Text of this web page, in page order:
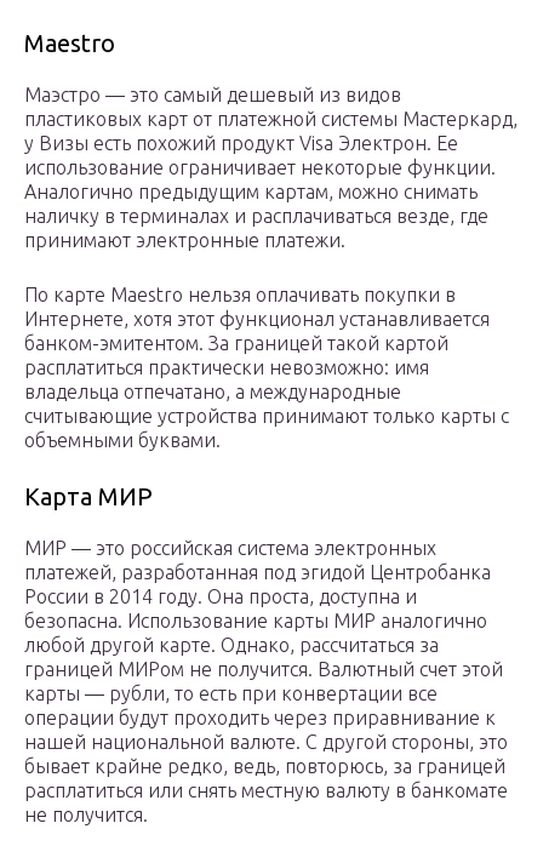
Maestro
Маэстро — это самый дешевый из видов
пластиковых карт от платежной системы Мастеркард,
у Визы есть похожий продукт Visa Электрон. Ее
использование ограничивает некоторые функции.
Аналогично предыдущим картам, можно снимать
наличку в терминалах и расплачиваться везде, где
принимают электронные платежи.
По карте Maestro нельзя оплачивать покупки в
Интернете, хотя этот функционал устанавливается
банком-эмитентом. За границей такой картой
расплатиться практически невозможно: имя
владельца отпечатано, а международные
считывающие устройства принимают только карты с
объемными буквами.
Карта МИР
МИР — это российская система электронных
платежей, разработанная под эгидой Центробанка
России в 2014 году. Она проста, доступна и
безопасна. Использование карты МИР аналогично
любой другой карте. Однако, рассчитаться за
границей МИРом не получится. Валютный счет этой
карты — рубли, то есть при конвертации все
операции будут проходить через приравнивание к
нашей национальной валюте. С другой стороны, это
бывает крайне редко, ведь, повторюсь, за границей
расплатиться или снять местную валюту в банкомате
не получится.